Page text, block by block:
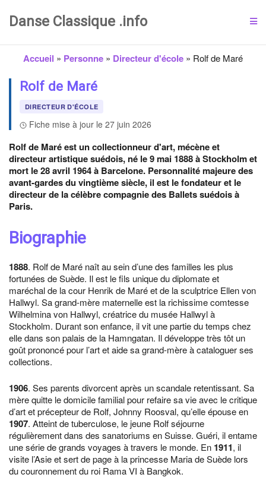
Danse Classique .info
Accueil » Personne » Directeur d'école » Rolf de Maré
Rolf de Maré
DIRECTEUR D'ÉCOLE
Fiche mise à jour le 27 juin 2026
Rolf de Maré est un collectionneur d'art, mécène et
directeur artistique suédois, né le 9 mai 1888 à Stockholm et
mort le 28 avril 1964 à Barcelone. Personnalité majeure des
avant-gardes du vingtième siècle, il est le fondateur et le
directeur de la célèbre compagnie des Ballets suédois à
Paris.
Biographie
1888. Rolf de Maré naît au sein d’une des familles les plus
fortunées de Suède. Il est le fils unique du diplomate et
maréchal de la cour Henrik de Maré et de la sculptrice Ellen von
Hallwyl. Sa grand-mère maternelle est la richissime comtesse
Wilhelmina von Hallwyl, créatrice du musée Hallwyl à
Stockholm. Durant son enfance, il vit une partie du temps chez
elle dans son palais de la Hamngatan. Il développe très tôt un
goût prononcé pour l’art et aide sa grand-mère à cataloguer ses
collections.
1906. Ses parents divorcent après un scandale retentissant. Sa
mère quitte le domicile familial pour refaire sa vie avec le critique
d’art et précepteur de Rolf, Johnny Roosval, qu’elle épouse en
1907. Atteint de tuberculose, le jeune Rolf séjourne
régulièrement dans des sanatoriums en Suisse. Guéri, il entame
une série de grands voyages à travers le monde. En 1911, il
visite l’Asie et sert de page à la princesse Maria de Suède lors
du couronnement du roi Rama VI à Bangkok.